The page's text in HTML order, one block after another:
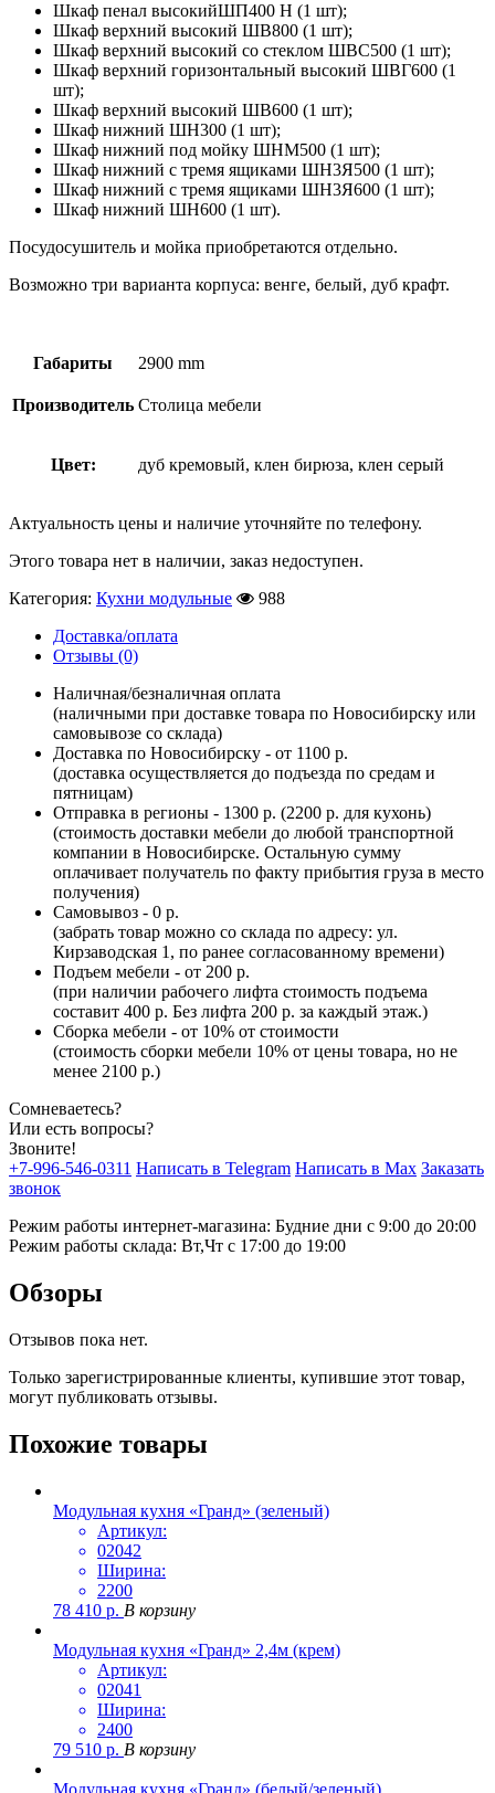
Шкаф пенал высокийШП400 Н (1 шт);
Шкаф верхний высокий ШВ800 (1 шт);
Шкаф верхний высокий со стеклом ШВС500 (1 шт);
Шкаф верхний горизонтальный высокий ШВГ600 (1
шт);
Шкаф верхний высокий ШВ600 (1 шт);
Шкаф нижний ШН300 (1 шт);
Шкаф нижний под мойку ШНМ500 (1 шт);
Шкаф нижний с тремя ящиками ШН3Я500 (1 шт);
Шкаф нижний с тремя ящиками ШН3Я600 (1 шт);
Шкаф нижний ШН600 (1 шт).
Посудосушитель и мойка приобретаются отдельно.
Возможно три варианта корпуса: венге, белый, дуб крафт.
Габариты 2900 mm
Производитель Столица мебели
Цвет: дуб кремовый, клен бирюза, клен серый
Актуальность цены и наличие уточняйте по телефону.
Этого товара нет в наличии, заказ недоступен.
Категория: Кухни модульные
988
Доставка/оплата
Отзывы (0)
Наличная/безналичная оплата
(наличными при доставке товара по Новосибирску или
самовывозе со склада)
Доставка по Новосибирску - от 1100 р.
(доставка осуществляется до подъезда по средам и
пятницам)
Отправка в регионы - 1300 р. (2200 р. для кухонь)
(стоимость доставки мебели до любой транспортной
компании в Новосибирске. Остальную сумму
оплачивает получатель по факту прибытия груза в место
получения)
Самовывоз - 0 р.
(забрать товар можно со склада по адресу: ул.
Кирзаводская 1, по ранее согласованному времени)
Подъем мебели - от 200 р.
(при наличии рабочего лифта стоимость подъема
составит 400 р. Без лифта 200 р. за каждый этаж.)
Сборка мебели - от 10% от стоимости
(стоимость сборки мебели 10% от цены товара, но не
менее 2100 р.)
Сомневаетесь?
Или есть вопросы?
Звоните!
+7-996-546-0311 Написать в Telegram Написать в Max Заказать
звонок
Режим работы интернет-магазина: Будние дни с 9:00 до 20:00
Режим работы склада: Вт,Чт с 17:00 до 19:00
Обзоры
Отзывов пока нет.
Только зарегистрированные клиенты, купившие этот товар,
могут публиковать отзывы.
Похожие товары
Модульная кухня «Гранд» (зеленый)
Артикул:
02042
Ширина:
2200
78 410 р. В корзину
Модульная кухня «Гранд» 2,4м (крем)
Артикул:
02041
Ширина:
2400
79 510 р. В корзину
Модульная кухня «Гранд» (белый/зеленый)